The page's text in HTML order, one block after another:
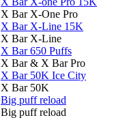
X Bar X-One Pro
X Bar X-Line 15K
X Bar X-Line
X Bar 650 Puffs
X Bar & X Bar Pro
X Bar 50K Ice City
X Bar 50K
Big puff reload
Big puff reload